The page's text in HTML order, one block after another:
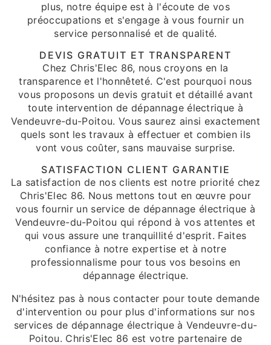
plus, notre équipe est à l'écoute de vos
préoccupations et s'engage à vous fournir un
service personnalisé et de qualité.
DEVIS GRATUIT ET TRANSPARENT
Chez Chris'Elec 86, nous croyons en la
transparence et l'honnêteté. C'est pourquoi nous
vous proposons un devis gratuit et détaillé avant
toute intervention de dépannage électrique à
Vendeuvre-du-Poitou. Vous saurez ainsi exactement
quels sont les travaux à effectuer et combien ils
vont vous coûter, sans mauvaise surprise.
SATISFACTION CLIENT GARANTIE
La satisfaction de nos clients est notre priorité chez
Chris'Elec 86. Nous mettons tout en œuvre pour
vous fournir un service de dépannage électrique à
Vendeuvre-du-Poitou qui répond à vos attentes et
qui vous assure une tranquillité d'esprit. Faites
confiance à notre expertise et à notre
professionnalisme pour tous vos besoins en
dépannage électrique.
N'hésitez pas à nous contacter pour toute demande
d'intervention ou pour plus d'informations sur nos
services de dépannage électrique à Vendeuvre-du-
Poitou. Chris'Elec 86 est votre partenaire de